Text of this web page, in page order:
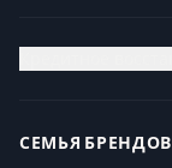
СЕМЬЯ БРЕНДОВ